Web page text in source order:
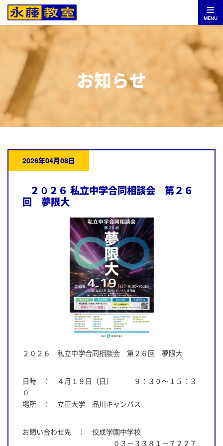
MENU
お知らせ
2026年04月08日
２０２６ 私立中学合同相談会 第２６
回 夢限大
２０２６ 私立中学合同相談会 第２６回 夢限大
日時 ： ４月１９日（日） ９：３０～１５：３
０
場所 ： 立正大学 品川キャンパス
お問い合わせ先 ： 佼成学園中学校
０３－３３８１－７２２７